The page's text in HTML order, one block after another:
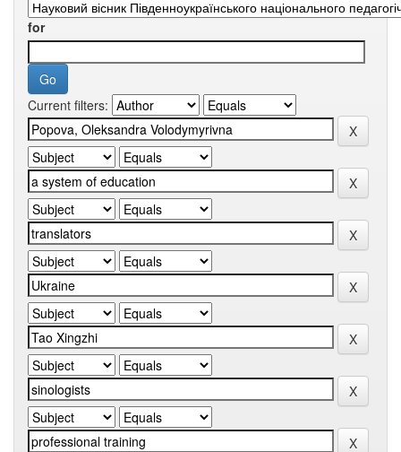
for
Current filters: